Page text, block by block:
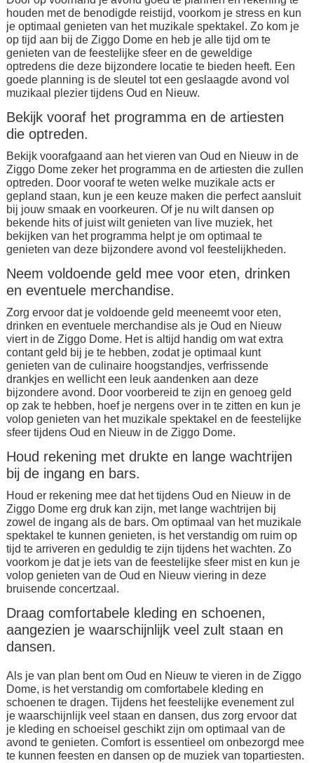
houden met de benodigde reistijd, voorkom je stress en kun
je optimaal genieten van het muzikale spektakel. Zo kom je
op tijd aan bij de Ziggo Dome en heb je alle tijd om te
genieten van de feestelijke sfeer en de geweldige
optredens die deze bijzondere locatie te bieden heeft. Een
goede planning is de sleutel tot een geslaagde avond vol
muzikaal plezier tijdens Oud en Nieuw.
Bekijk vooraf het programma en de artiesten
die optreden.
Bekijk voorafgaand aan het vieren van Oud en Nieuw in de
Ziggo Dome zeker het programma en de artiesten die zullen
optreden. Door vooraf te weten welke muzikale acts er
gepland staan, kun je een keuze maken die perfect aansluit
bij jouw smaak en voorkeuren. Of je nu wilt dansen op
bekende hits of juist wilt genieten van live muziek, het
bekijken van het programma helpt je om optimaal te
genieten van deze bijzondere avond vol feestelijkheden.
Neem voldoende geld mee voor eten, drinken
en eventuele merchandise.
Zorg ervoor dat je voldoende geld meeneemt voor eten,
drinken en eventuele merchandise als je Oud en Nieuw
viert in de Ziggo Dome. Het is altijd handig om wat extra
contant geld bij je te hebben, zodat je optimaal kunt
genieten van de culinaire hoogstandjes, verfrissende
drankjes en wellicht een leuk aandenken aan deze
bijzondere avond. Door voorbereid te zijn en genoeg geld
op zak te hebben, hoef je nergens over in te zitten en kun je
volop genieten van het muzikale spektakel en de feestelijke
sfeer tijdens Oud en Nieuw in de Ziggo Dome.
Houd rekening met drukte en lange wachtrijen
bij de ingang en bars.
Houd er rekening mee dat het tijdens Oud en Nieuw in de
Ziggo Dome erg druk kan zijn, met lange wachtrijen bij
zowel de ingang als de bars. Om optimaal van het muzikale
spektakel te kunnen genieten, is het verstandig om ruim op
tijd te arriveren en geduldig te zijn tijdens het wachten. Zo
voorkom je dat je iets van de feestelijke sfeer mist en kun je
volop genieten van de Oud en Nieuw viering in deze
bruisende concertzaal.
Draag comfortabele kleding en schoenen,
aangezien je waarschijnlijk veel zult staan en
dansen.
Als je van plan bent om Oud en Nieuw te vieren in de Ziggo
Dome, is het verstandig om comfortabele kleding en
schoenen te dragen. Tijdens het feestelijke evenement zul
je waarschijnlijk veel staan en dansen, dus zorg ervoor dat
je kleding en schoeisel geschikt zijn om optimaal van de
avond te genieten. Comfort is essentieel om onbezorgd mee
te kunnen feesten en dansen op de muziek van topartiesten.